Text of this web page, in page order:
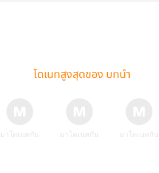
โดเนทสูงสุดของ บทนำ
มาโดเนทกัน มาโดเนทกัน มาโดเนทกัน